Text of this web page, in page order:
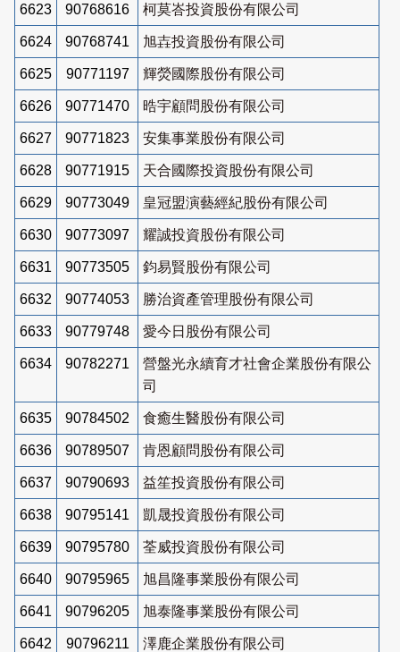
6623 90768616 柯莫峇投資股份有限公司
6624 90768741 旭壵投資股份有限公司
6625 90771197 輝熒國際股份有限公司
6626 90771470 晧宇顧問股份有限公司
6627 90771823 安集事業股份有限公司
6628 90771915 天合國際投資股份有限公司
6629 90773049 皇冠盟演藝經紀股份有限公司
6630 90773097 耀誠投資股份有限公司
6631 90773505 鈞易賢股份有限公司
6632 90774053 勝治資產管理股份有限公司
6633 90779748 愛今日股份有限公司
6634 90782271
營盤光永續育才社會企業股份有限公
司
6635 90784502 食癒生醫股份有限公司
6636 90789507 肯恩顧問股份有限公司
6637 90790693 益笙投資股份有限公司
6638 90795141 凱晟投資股份有限公司
6639 90795780 荃威投資股份有限公司
6640 90795965 旭昌隆事業股份有限公司
6641 90796205 旭泰隆事業股份有限公司
6642 90796211 澤鹿企業股份有限公司